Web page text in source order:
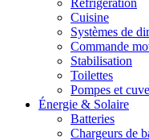
Réfrigération
Cuisine
Systèmes de
Commande
Stabilisation
Toilettes
Pompes et
Énergie & Solaire
Batteries
Chargeurs de